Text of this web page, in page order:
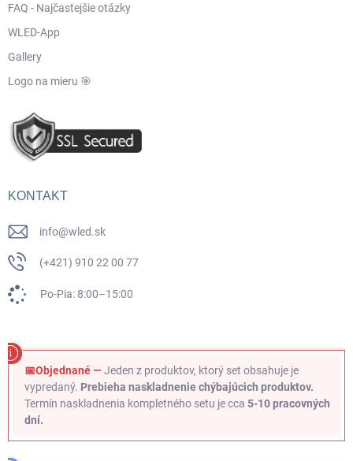
FAQ - Najčastejšie otázky
WLED-App
Gallery
Logo na mieru 🎯
KONTAKT
info@wled.sk
(+421) 910 22 00 77
Po-Pia: 8:00–15:00
📅Objednané —Jeden z produktov, ktorý set obsahuje je
vypredaný. Prebieha naskladnenie chýbajúcich produktov.
Termín naskladnenia kompletného setu je cca 5-10 pracovných
dní.